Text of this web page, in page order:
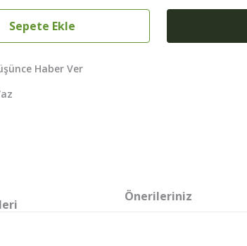
Sepete Ekle
Haber Ver
Önerileriniz